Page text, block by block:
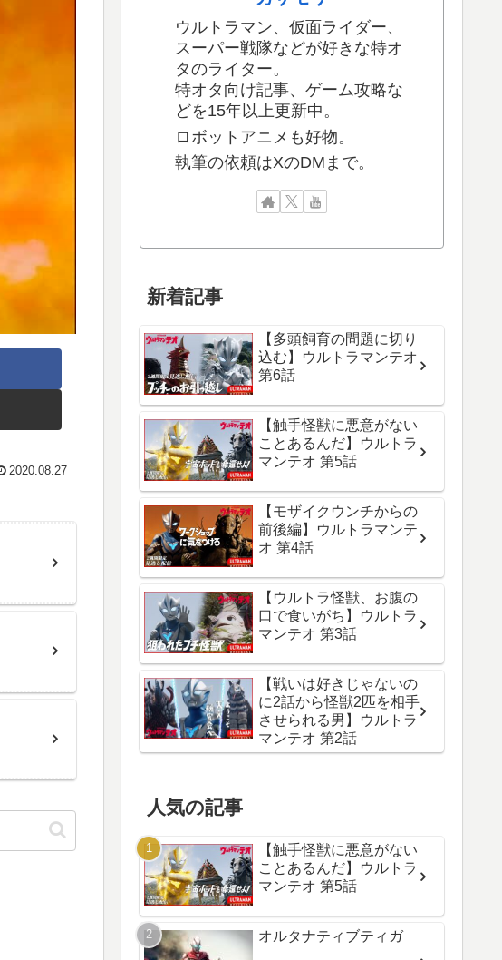
2020.08.27
ウルトラマン、仮面ライダー、
スーパー戦隊などが好きな特オ
タのライター。
特オタ向け記事、ゲーム攻略な
どを15年以上更新中。
ロボットアニメも好物。
執筆の依頼はXのDMまで。
新着記事
【多頭飼育の問題に切り
込む】ウルトラマンテオ
第6話
【触手怪獣に悪意がない
ことあるんだ】ウルトラ
マンテオ 第5話
【モザイクウンチからの
前後編】ウルトラマンテ
オ 第4話
【ウルトラ怪獣、お腹の
口で食いがち】ウルトラ
マンテオ 第3話
【戦いは好きじゃないの
に2話から怪獣2匹を相手
させられる男】ウルトラ
マンテオ 第2話
人気の記事
【触手怪獣に悪意がない
ことあるんだ】ウルトラ
マンテオ 第5話
オルタナティブティガ